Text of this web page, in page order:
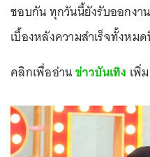
ชอบกัน ทุกวันนี้ยังรับออกง
เบื้องหลังความสำเร็จทั้งหม
คลิกเพื่ออ่านข่าวบันเทิง เพิ่